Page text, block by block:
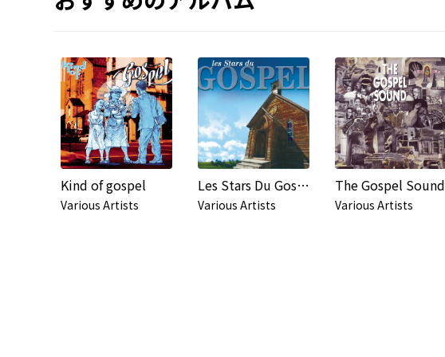
Kind of gospel
Various Artists
Les Stars Du Gospel (2 CD)
Various Artists
The Gospel Sound
Various Artists